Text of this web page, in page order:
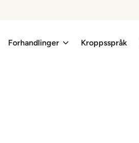
Forhandlinger Kroppsspråk